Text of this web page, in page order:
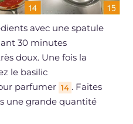
avec une spatule
30 minutes
doux. Une fois la
le basilic
parfumer 14 . Faites
une grande quantité